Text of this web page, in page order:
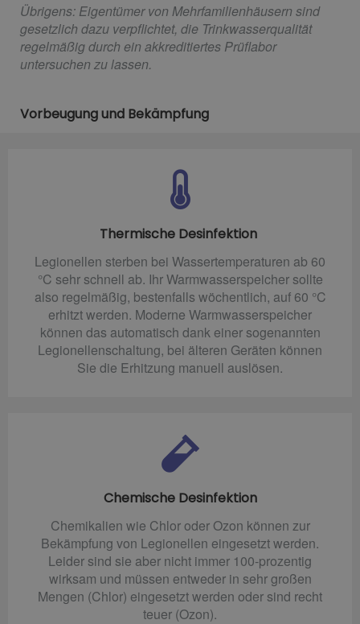
Übrigens: Eigentümer von Mehrfamilienhäusern sind
gesetzlich dazu verpflichtet, die Trinkwasserqualität
regelmäßig durch ein akkreditiertes Prüflabor
untersuchen zu lassen.
Vorbeugung und Bekämpfung
Thermische Desinfektion
Legionellen sterben bei Wassertemperaturen ab 60
°C sehr schnell ab. Ihr Warmwasserspeicher sollte
also regelmäßig, bestenfalls wöchentlich, auf 60 °C
erhitzt werden. Moderne Warmwasserspeicher
können das automatisch dank einer sogenannten
Legionellenschaltung, bei älteren Geräten können
Sie die Erhitzung manuell auslösen.
Chemische Desinfektion
Chemikalien wie Chlor oder Ozon können zur
Bekämpfung von Legionellen eingesetzt werden.
Leider sind sie aber nicht immer 100-prozentig
wirksam und müssen entweder in sehr großen
Mengen (Chlor) eingesetzt werden oder sind recht
teuer (Ozon).